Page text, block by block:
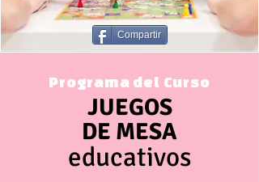
Compartir
Programa del Curso
JUEGOS
DE MESA
educativos